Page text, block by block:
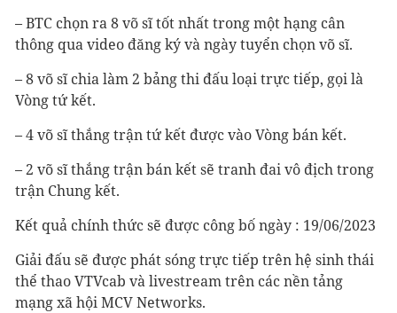
– BTC chọn ra 8 võ sĩ tốt nhất trong một hạng cân
thông qua video đăng ký và ngày tuyển chọn võ sĩ.
– 8 võ sĩ chia làm 2 bảng thi đấu loại trực tiếp, gọi là
Vòng tứ kết.
– 4 võ sĩ thắng trận tứ kết được vào Vòng bán kết.
– 2 võ sĩ thắng trận bán kết sẽ tranh đai vô địch trong
trận Chung kết.
Kết quả chính thức sẽ được công bố ngày : 19/06/2023
Giải đấu sẽ được phát sóng trực tiếp trên hệ sinh thái
thể thao VTVcab và livestream trên các nền tảng
mạng xã hội MCV Networks.